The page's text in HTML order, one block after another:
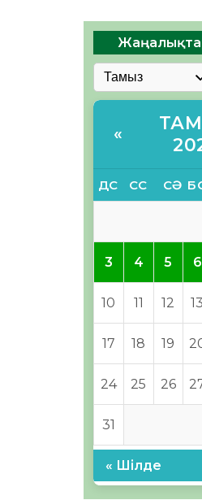
«
ДС СС СӘ
3 4 5 6
10 11 12 13
17 18 19
24 25 26
31
« Шілде